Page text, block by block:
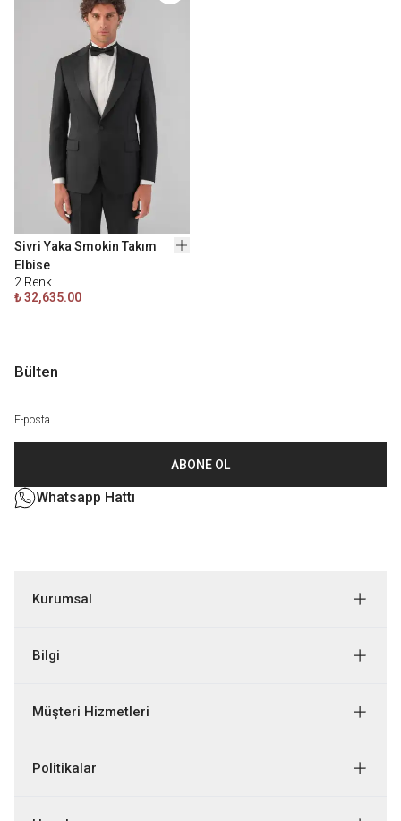
Sivri Yaka Smokin Takım
Elbise
2 Renk
₺ 32,635.00
Bülten
ABONE OL
Whatsapp Hattı
Kurumsal
Bilgi
Müşteri Hizmetleri
Politikalar